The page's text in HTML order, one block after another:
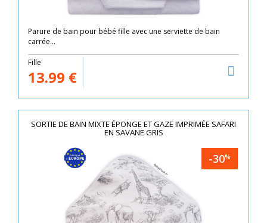
Parure de bain pour bébé fille avec une serviette de bain
carrée...
Fille
13.99 €
SORTIE DE BAIN MIXTE ÉPONGE ET GAZE IMPRIMÉE SAFARI
EN SAVANE GRIS
-30%